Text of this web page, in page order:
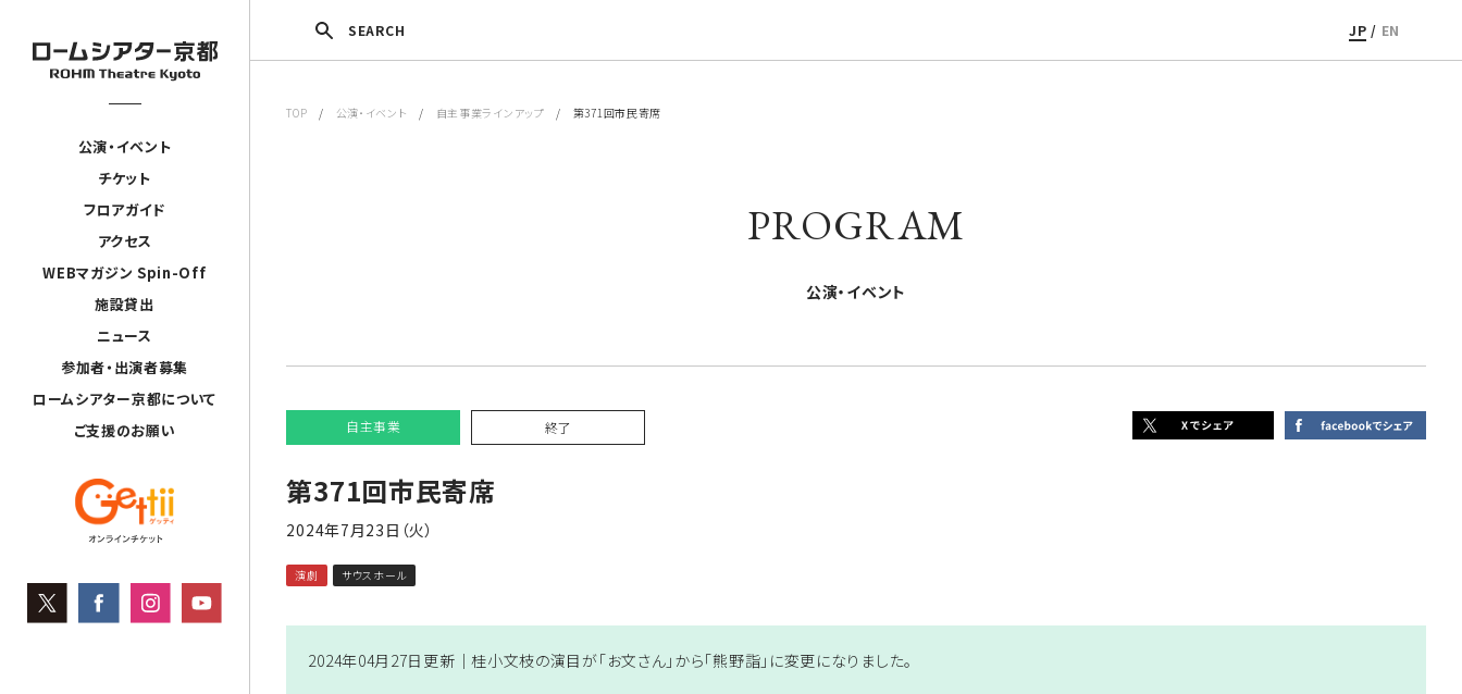
公演・イベント
チケット
フロアガイド
アクセス
WEBマガジン Spin-Off
施設貸出
ニュース
参加者・出演者募集
ロームシアター京都について
ご支援のお願い
SEARCH JP / EN
TOP / 公演・イベント / 自主事業ラインアップ / 第371回市民寄席
PROGRAM
公演・イベント
自主事業 終了
第371回市民寄席
2024年7月23日（火）
演劇 サウスホール
2024年04月27日更新｜桂小文枝の演目が「お文さん」から「熊野詣」に変更になりました。